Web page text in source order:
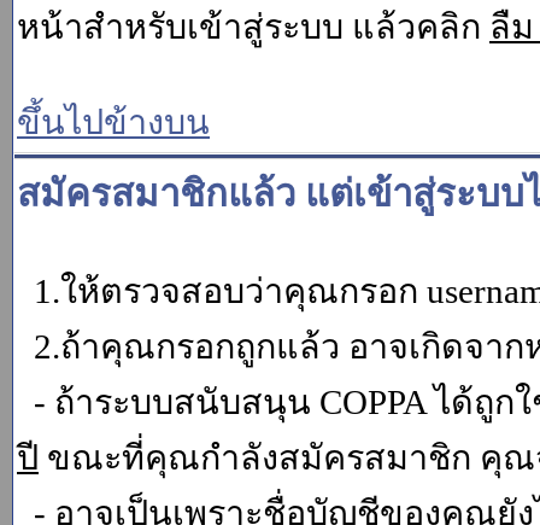
หน้าสำหรับเข้าสู่ระบบ แล้วคลิก ลืม
ขึ้นไปข้างบน
สมัครสมาชิกแล้ว แต่เข้าสู่ระบบ
1.ให้ตรวจสอบว่าคุณกรอก
2.ถ้าคุณกรอกถูกแล้ว อาจเกิดจาก
- ถ้าระบบสนับสนุน COPPA ได้ถู
ปี ขณะที่คุณกำลังสมัครสมาชิก คุ
- อาจเป็นเพราะชื่อบัญชีของคุณยั